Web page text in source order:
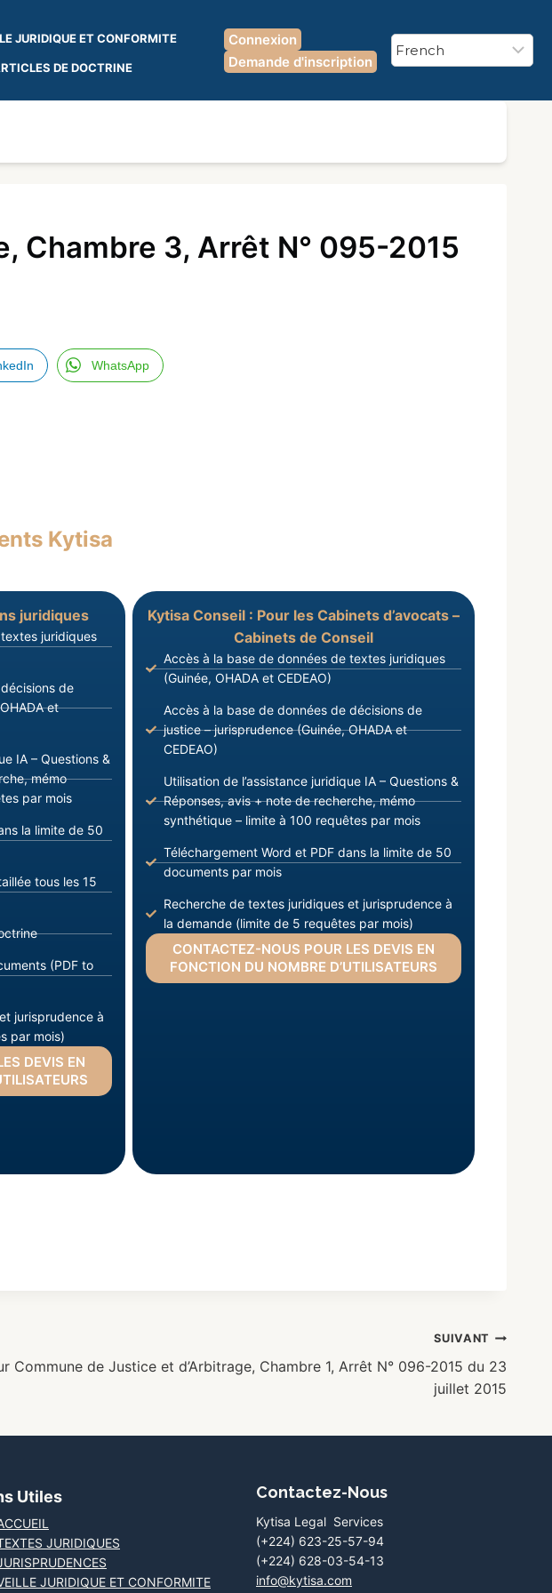
JURIDIQUE ET CONFORMITE
DE DOCTRINE
Connexion
Demande d'inscription
Chambre 3, Arrêt N° 095-2015
WhatsApp
Kytisa
juridiques
juridiques
de
et
IA – Questions &
mémo
par mois
la limite de 50
tous les 15
(PDF to
jurisprudence à
par mois)
DEVIS EN
Kytisa Conseil : Pour les Cabinets d’avocats –
Cabinets de Conseil
Accès à la base de données de textes juridiques
(Guinée, OHADA et CEDEAO)
Accès à la base de données de décisions de
justice – jurisprudence (Guinée, OHADA et
CEDEAO)
Utilisation de l’assistance juridique IA – Questions &
Réponses, avis + note de recherche, mémo
synthétique – limite à 100 requêtes par mois
Téléchargement Word et PDF dans la limite de 50
documents par mois
Recherche de textes juridiques et jurisprudence à
la demande (limite de 5 requêtes par mois)
CONTACTEZ-NOUS POUR LES DEVIS EN
FONCTION DU NOMBRE D’UTILISATEURS
SUIVANT
Commune de Justice et d’Arbitrage, Chambre 1, Arrêt N° 096-2015 du 23
juillet 2015
Utiles
JURIDIQUES
JURIDIQUE ET CONFORMITE
Contactez-Nous
Kytisa Legal Services
(+224) 623-25-57-94
(+224) 628-03-54-13
info@kytisa.com